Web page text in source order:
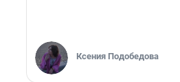
Ксения Подобедова